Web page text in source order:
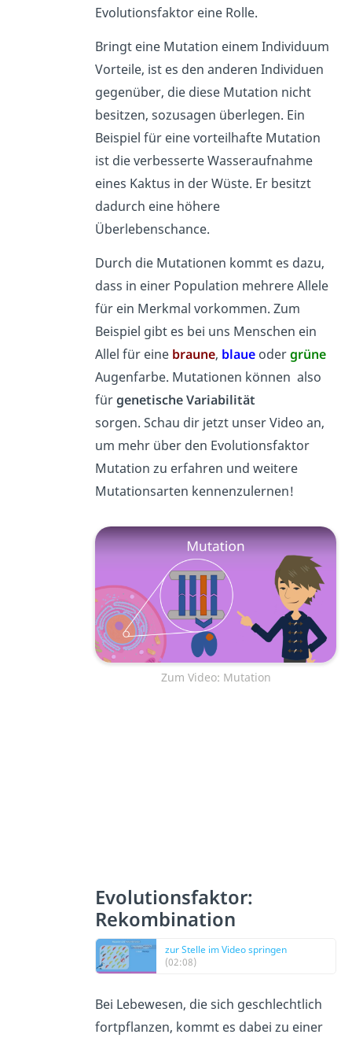
Evolutionsfaktor eine Rolle.
Bringt eine Mutation einem Individuum
Vorteile, ist es den anderen Individuen
gegenüber, die diese Mutation nicht
besitzen, sozusagen überlegen. Ein
Beispiel für eine vorteilhafte Mutation
ist die verbesserte Wasseraufnahme
eines Kaktus in der Wüste. Er besitzt
dadurch eine höhere
Überlebenschance.
Durch die Mutationen kommt es dazu,
dass in einer Population mehrere Allele
für ein Merkmal vorkommen. Zum
Beispiel gibt es bei uns Menschen ein
Allel für eine braune, blaue odergrüne
Augenfarbe. Mutationen können also
fürgenetische Variabilität
sorgen. Schau dir jetzt unser Video an,
um mehr über den Evolutionsfaktor
Mutation zu erfahren und weitere
Mutationsarten kennenzulernen!
Zum Video: Mutation
Evolutionsfaktor:
Rekombination
zur Stelle im Video springen
(02:08)
Bei Lebewesen, die sich geschlechtlich
fortpflanzen, kommt es dabei zu einer